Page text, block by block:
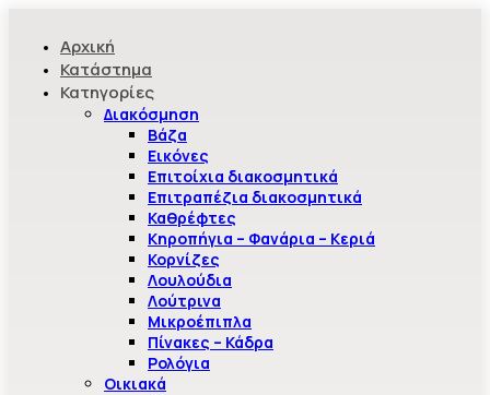
Αρχική
Κατάστημα
Κατηγορίες
Διακόσμηση
Βάζα
Εικόνες
Επιτοίχια διακοσμητικά
Επιτραπέζια διακοσμητικά
Καθρέφτες
Κηροπήγια – Φανάρια – Κεριά
Κορνίζες
Λουλούδια
Λούτρινα
Μικροέπιπλα
Πίνακες – Κάδρα
Ρολόγια
Οικιακά